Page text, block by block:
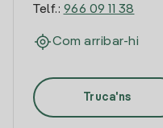
Telf.: 966 09 11 38
Com arribar-hi
Truca'ns